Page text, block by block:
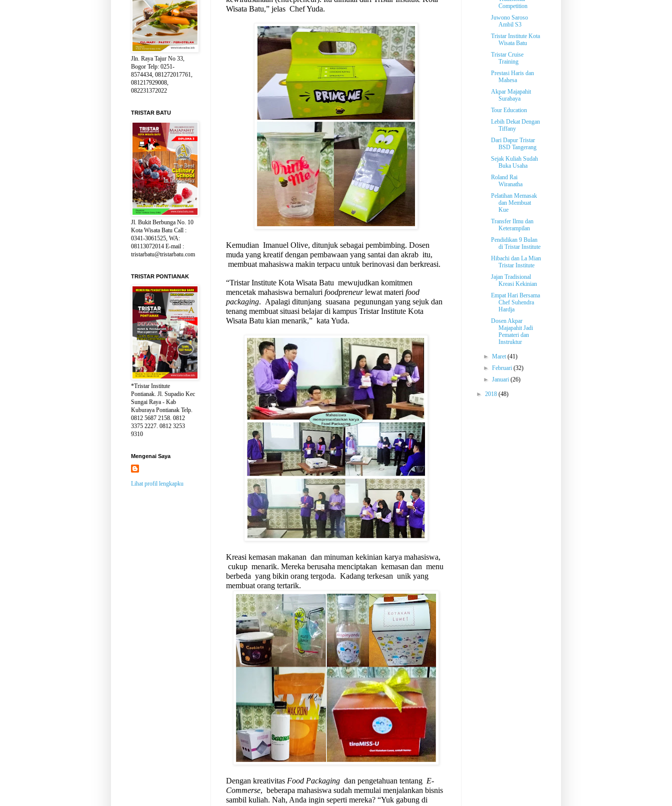
Wisata Batu,” jelas Chef Yuda.
Kemudian Imanuel Olive, ditunjuk sebagai pembimbing. Dosen
muda yang kreatif dengan pembawaan yang santai dan akrab itu,
membuat mahasiswa makin terpacu untuk berinovasi dan berkreasi.
“Tristar Institute Kota Wisata Batu mewujudkan komitmen
mencetak mahasiswa bernaluri foodpreneurlewat materi food
packaging. Apalagi ditunjang suasana pegunungan yang sejuk dan
tenang membuat situasi belajar di kampus Tristar Institute Kota
Wisata Batu kian menarik,” kata Yuda.
Kreasi kemasan makanan dan minuman kekinian karya mahasiswa,
cukup menarik. Mereka berusaha menciptakan kemasan dan menu
berbeda yang bikin orang tergoda. Kadang terkesan unik yang
membuat orang tertarik.
Dengan kreativitas Food Packaging dan pengetahuan tentang E-
Commerse, beberapa mahasiswa sudah memulai menjalankan bisnis
sambil kuliah. Nah, Anda ingin seperti mereka? “Yuk gabung di
Jln. Raya Tajur No 33,
Bogor Telp: 0251-
8574434, 081272017761,
081217929008,
082231372022
TRISTAR BATU
Jl. Bukit Berbunga No. 10
Kota Wisata Batu Call :
0341-3061525, WA:
08113072014 E-mail :
tristarbatu@tristarbatu.com
TRISTAR PONTIANAK
*Tristar Institute
Pontianak. Jl. Supadio Kec
Sungai Raya - Kab
Kuburaya Pontianak Telp.
0812 5687 2158. 0812
3375 2227. 0812 3253
9310
Mengenai Saya
Lihat profil lengkapku
Competition
Juwono Saroso
Ambil S3
Tristar Institute Kota
Wisata Batu
Tristar Cruise
Training
Prestasi Haris dan
Mahesa
Akpar Majapahit
Surabaya
Tour Education
Lebih Dekat Dengan
Tiffany
Dari Dapur Tristar
BSD Tangerang
Sejak Kuliah Sudah
Buka Usaha
Roland Rai
Wiranatha
Pelatihan Memasak
dan Membuat
Kue
Transfer Ilmu dan
Keterampilan
Pendidikan 9 Bulan
di Tristar Institute
Hibachi dan La Mian
Tristar Institute
Jajan Tradisional
Kreasi Kekinian
Empat Hari Bersama
Chef Suhendra
Hardja
Dosen Akpar
Majapahit Jadi
Pemateri dan
Instruktur
►Maret(41)
►Februari(32)
►Januari(26)
► 2018 (48)